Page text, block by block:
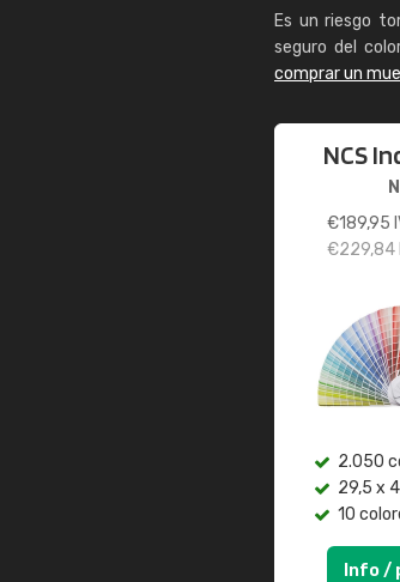
Es un riesgo
seguro del
comprar un
NCS
€189,95
€229,84
2.050
29,5 x
10
Info /